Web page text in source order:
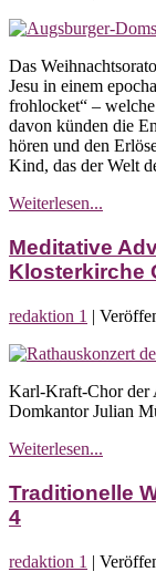
I
–
III
Weihnachtsoratorium
J.
S.
Bach
in
Augsburg
Kantaten
–
Das
Jesu in einem
frohlocket“ –
davon künden die
hören und den
Kind, das der Welt
Weiterlesen...
J.
S.
Bach
I
–
III
Meditative
Klosterkirche
redaktion 1 |
Meditative
in
der
Oberschönenfeld
Karl-Kraft-Chor der
Domkantor Julian
Weiterlesen...
in
der
Traditionelle
4
redaktion 1 |